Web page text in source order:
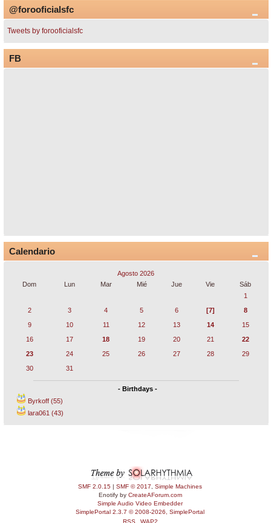
@forooficialsfc
Tweets by forooficialsfc
FB
Calendario
Agosto 2026
Dom
Lun Mar Mié Jue Vie
Sáb
1
2
3 4 5 6 [7]
8
9
10 11 12 13 14
15
16
17 18 19 20 21
22
23
24 25 26 27 28
29
30
31
- Birthdays -
Byrkoff (55)
lara061 (43)
SMF 2.0.15 | SMF © 2017
Simple Machines
Enotify by CreateAForum.com
Simple Audio Video Embedder
SimplePortal 2.3.7 © 2008-2026, SimplePortal
RSS
WAP2